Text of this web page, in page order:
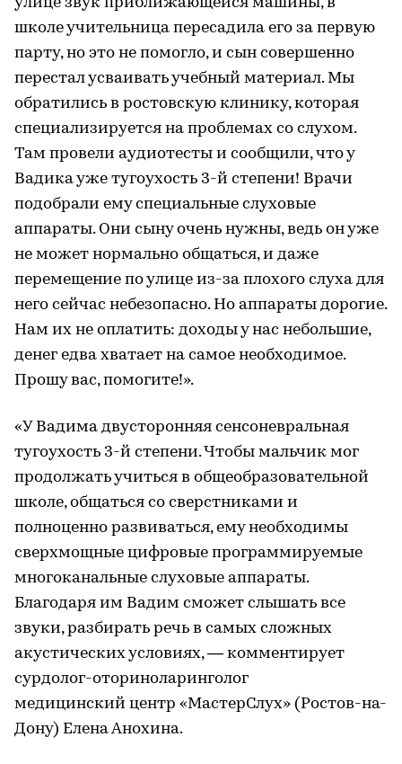
школе учительница пересадила его за первую
парту, но это не помогло, и сын совершенно
перестал усваивать учебный материал. Мы
обратились в ростовскую клинику, которая
специализируется на проблемах со слухом.
Там провели аудиотесты и сообщили, что у
Вадика уже тугоухость 3-й степени! Врачи
подобрали ему специальные слуховые
аппараты. Они сыну очень нужны, ведь он уже
не может нормально общаться, и даже
перемещение по улице из-за плохого слуха для
него сейчас небезопасно. Но аппараты дорогие.
Нам их не оплатить: доходы у нас небольшие,
денег едва хватает на самое необходимое.
Прошу вас, помогите!».
«У Вадима двусторонняя сенсоневральная
тугоухость 3-й степени. Чтобы мальчик мог
продолжать учиться в общеобразовательной
школе, общаться со сверстниками и
полноценно развиваться, ему необходимы
сверхмощные цифровые программируемые
многоканальные слуховые аппараты.
Благодаря им Вадим сможет слышать все
звуки, разбирать речь в самых сложных
акустических условиях, — комментирует
сурдолог-оториноларинголог
медицинский центр «МастерСлух» (Ростов-на-
Дону) Елена Анохина.